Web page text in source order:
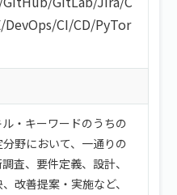
/DevOps/CI/CD/PyTor
・キーワードのうちの
野において、一通りの
査、要件定義、設計、
改善提案・実施など、